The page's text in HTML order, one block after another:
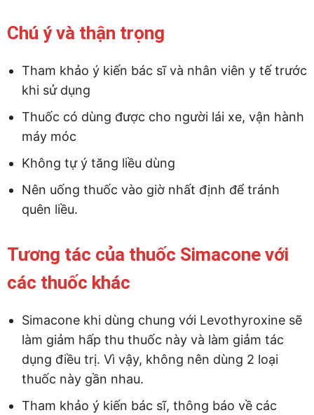
Chú ý và thận trọng
Tham khảo ý kiến bác sĩ và nhân viên y tế trước
khi sử dụng
Thuốc có dùng được cho người lái xe, vận hành
máy móc
Không tự ý tăng liều dùng
Nên uống thuốc vào giờ nhất định để tránh
quên liều.
Tương tác của thuốc Simacone với
các thuốc khác
Simacone khi dùng chung với Levothyroxine sẽ
làm giảm hấp thu thuốc này và làm giảm tác
dụng điều trị. Vì vậy, không nên dùng 2 loại
thuốc này gần nhau.
Tham khảo ý kiến bác sĩ, thông báo về các